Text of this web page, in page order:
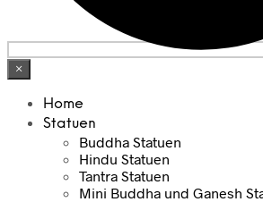
×
Home
Statuen
Buddha Statuen
Hindu Statuen
Tantra Statuen
Mini Buddha und Ganesh